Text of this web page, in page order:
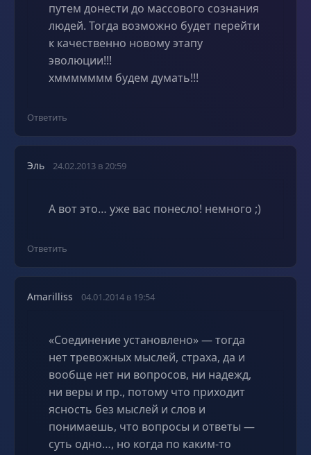
путем донести до массового сознания
людей. Тогда возможно будет перейти
к качественно новому этапу
эволюции!!!
хммммммм будем думать!!!
Ответить
Эль 24.02.2013 в 20:59
А вот это… уже вас понесло! немного ;)
Ответить
Amarilliss 04.01.2014 в 19:54
«Соединение установлено» — тогда
нет тревожных мыслей, страха, да и
вообще нет ни вопросов, ни надежд,
ни веры и пр., потому что приходит
ясность без мыслей и слов и
понимаешь, что вопросы и ответы —
суть одно…, но когда по каким-то